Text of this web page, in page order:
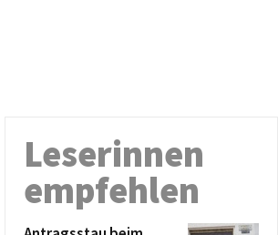
Leserinnen
empfehlen